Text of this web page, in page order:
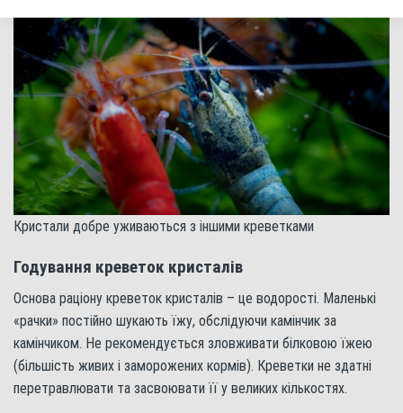
Кристали добре уживаються з іншими креветками
Годування креветок кристалів
Основа раціону креветок кристалів – це водорості. Маленькі
«рачки» постійно шукають їжу, обслідуючи камінчик за
камінчиком. Не рекомендується зловживати білковою їжею
(більшість живих і заморожених кормів). Креветки не здатні
перетравлювати та засвоювати її у великих кількостях.